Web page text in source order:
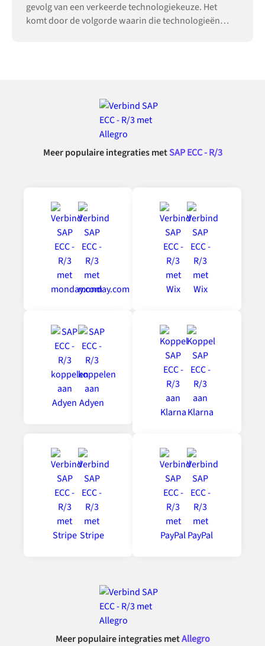
gevolg van een verkeerde technologiekeuze. Het
komt door de volgorde waarin die technologieën
Meer populaire integraties metSAP ECC - R/3
Meer populaire integraties metAllegro